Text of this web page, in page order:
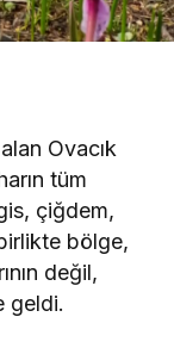
Ovacık
tüm
çiğdem,
bölge,
değil,
geldi.